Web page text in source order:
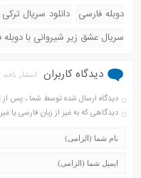
دوبله فارسی دانلود سریال ترکی
سریال عشق زیر شیروانی با
دیدگاه کاربران انتشار یافته : 1 - در انتظار بررسی : 1192
دیدگاه ارسال شده توسط شما ، پس
دیدگاهی که به غیر از زبان فارسی یا